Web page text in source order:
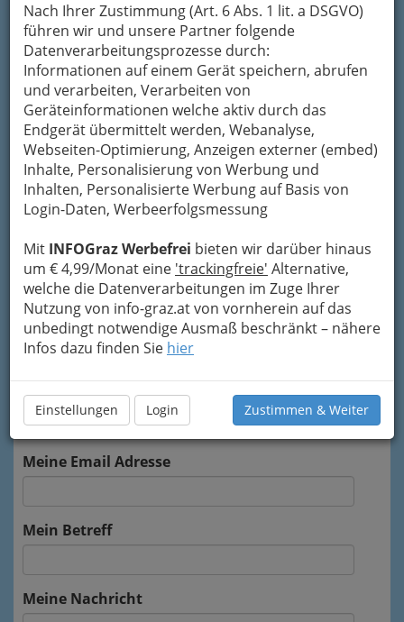
Nach Ihrer Zustimmung (Art. 6 Abs. 1 lit. a DSGVO)
führen wir und unsere Partner folgende
Datenverarbeitungsprozesse durch:
Informationen auf einem Gerät speichern, abrufen
und verarbeiten, Verarbeiten von
Geräteinformationen welche aktiv durch das
Endgerät übermittelt werden, Webanalyse,
Webseiten-Optimierung, Anzeigen externer (embed)
Inhalte, Personalisierung von Werbung und
Inhalten, Personalisierte Werbung auf Basis von
Login-Daten, Werbeerfolgsmessung
Mit INFOGraz Werbefrei bieten wir darüber hinaus
um € 4,99/Monat eine 'trackingfreie' Alternative,
welche die Datenverarbeitungen im Zuge Ihrer
Nutzung von info-graz.at von vornherein auf das
unbedingt notwendige Ausmaß beschränkt – nähere
Infos dazu finden Sie hier
Einstellungen Login Zustimmen & Weiter
Branche: Önace 742001 70% Architekturbüros
Önace 524401 30% Einzelhandel mit
Wohnmöbeln
Karte
Adresse mit Google Maps anschauen
Um die Info-Graz Firmenvor Spam-Mails zu
bewahren , verwenden wir an dieser Stelle zur
Übermittlung Ihrer Nachricht ein sicheres
Formular. Ihre Nachricht wird nach dem
Absenden umgehend per Mail an das
Mein Name
Meine Email Adresse
Mein Betreff
Meine Nachricht